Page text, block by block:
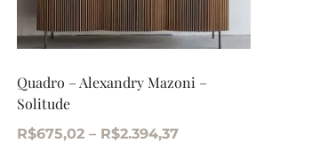
Quadro – Alexandry Mazoni –
Solitude
R$675,02 – R$2.394,37